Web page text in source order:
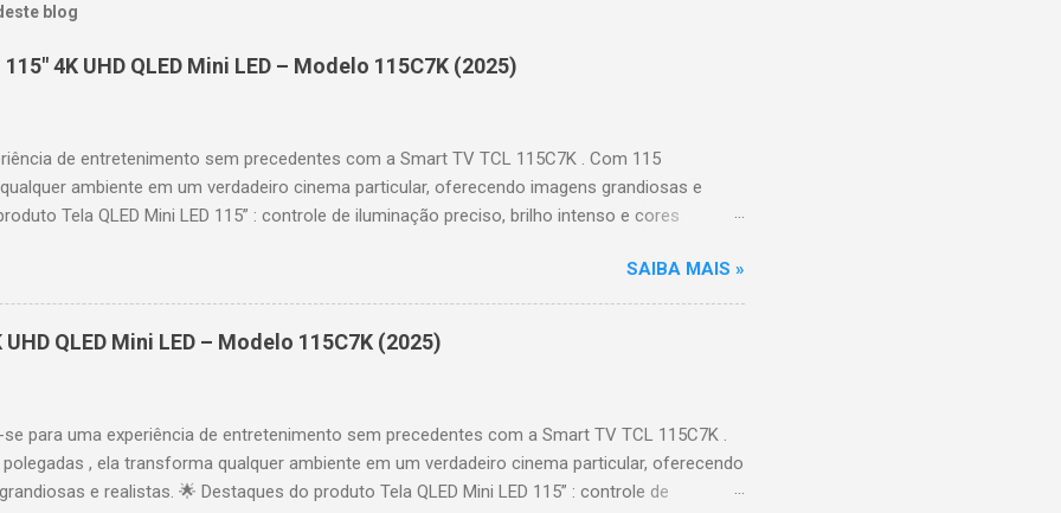
blog
4K UHD QLED Mini LED – Modelo 115C7K (2025)
de entretenimento sem precedentes com a Smart TV TCL 115C7K . Com 115
ambiente em um verdadeiro cinema particular, oferecendo imagens grandiosas e
Tela QLED Mini LED 115” : controle de iluminação preciso, brilho intenso e cores
imagens e movimentos fluidos. Taxa de atualização nativa de 144Hz (até 240Hz com DLG) :
garantindo fluidez e resposta imediata. Google TV integrado : interface intuitiva,
e acesso a aplicativos como YouTube, Netflix, Disney+, Prime Video, HBO Max e muito
de voz para facilitar sua navegação. 📐 Design e dimensões Largura: 256,6 cm |
44,5 cm Peso: 99,8 kg (229,3 kg com embalagem) Estrutura imponen...
SAIBA MAIS »
QLED Mini LED – Modelo 115C7K (2025)
se para uma experiência de entretenimento sem precedentes com a Smart TV TCL 115C7K .
, ela transforma qualquer ambiente em um verdadeiro cinema particular, oferecendo
e realistas. 🌟 Destaques do produto Tela QLED Mini LED 115” : controle de